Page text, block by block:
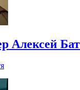
Алексей